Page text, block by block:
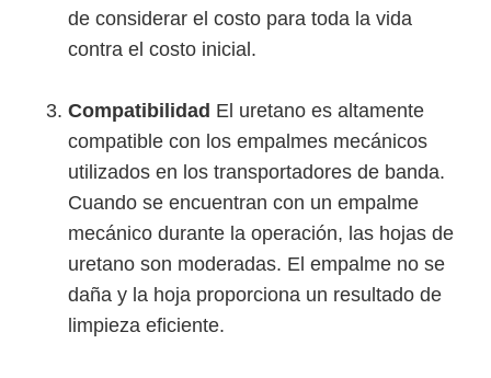
de considerar el costo para toda la vida
contra el costo inicial.
Compatibilidad El uretano es altamente
compatible con los empalmes mecánicos
utilizados en los transportadores de banda.
Cuando se encuentran con un empalme
mecánico durante la operación, las hojas de
uretano son moderadas. El empalme no se
daña y la hoja proporciona un resultado de
limpieza eficiente.